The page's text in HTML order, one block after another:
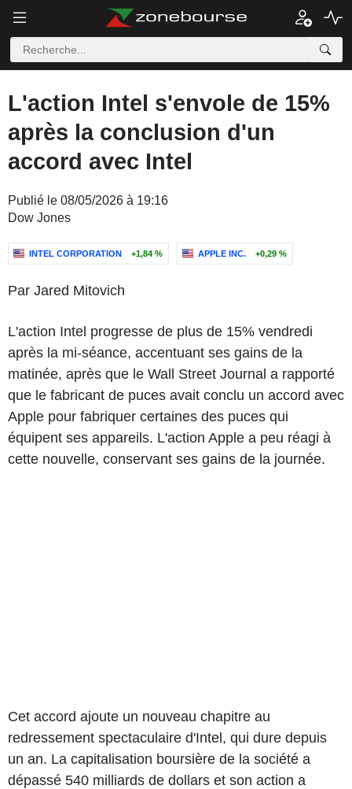
L'action Intel s'envole de 15%
après la conclusion d'un
accord avec Intel
Publié le 08/05/2026 à 19:16
Dow Jones
INTEL CORPORATION +1,84 % APPLE INC. +0,29 %
Par Jared Mitovich
L'action Intel progresse de plus de 15% vendredi
après la mi-séance, accentuant ses gains de la
matinée, après que le Wall Street Journal a rapporté
que le fabricant de puces avait conclu un accord avec
Apple pour fabriquer certaines des puces qui
équipent ses appareils. L'action Apple a peu réagi à
cette nouvelle, conservant ses gains de la journée.
Cet accord ajoute un nouveau chapitre au
redressement spectaculaire d'Intel, qui dure depuis
un an. La capitalisation boursière de la société a
dépassé 540 milliards de dollars et son action a